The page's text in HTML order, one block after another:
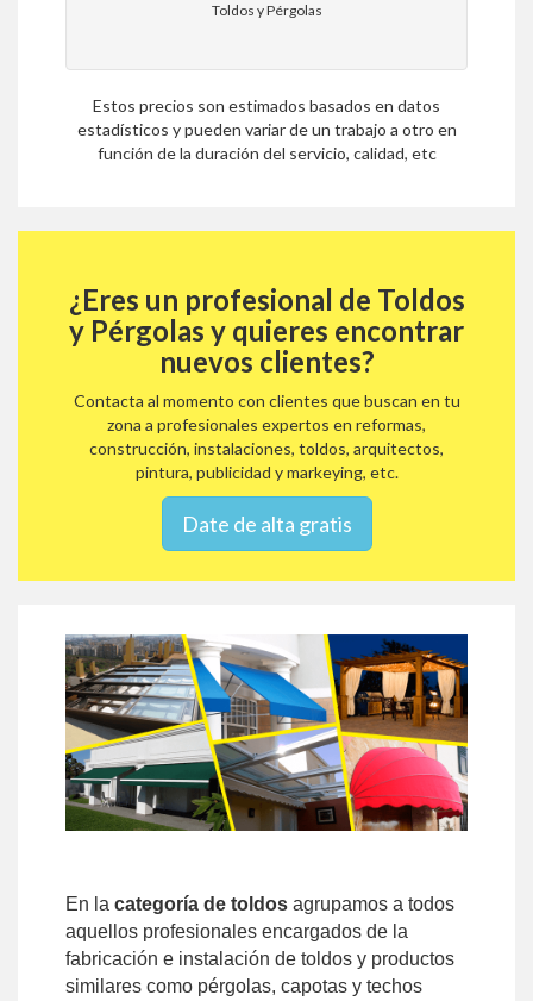
Toldos y Pérgolas
Estos precios son estimados basados en datos
estadísticos y pueden variar de un trabajo a otro en
función de la duración del servicio, calidad, etc
¿Eres un profesional de Toldos
y Pérgolas y quieres encontrar
nuevos clientes?
Contacta al momento con clientes que buscan en tu
zona a profesionales expertos en reformas,
construcción, instalaciones, toldos, arquitectos,
pintura, publicidad y markeying, etc.
Date de alta gratis
En la categoría de toldos agrupamos a todos
aquellos profesionales encargados de la
fabricación e instalación de toldos y productos
similares como pérgolas, capotas y techos